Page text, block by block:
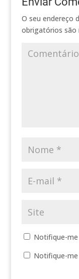
O seu endereço
obrigatórios são
Notifique-
Notifique-me